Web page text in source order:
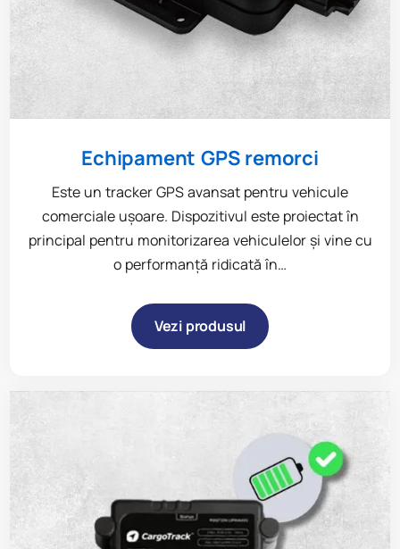
Echipament GPS remorci
Este un tracker GPS avansat pentru vehicule
comerciale ușoare. Dispozitivul este proiectat în
principal pentru monitorizarea vehiculelor și vine cu
o performanță ridicată în…
Vezi produsul